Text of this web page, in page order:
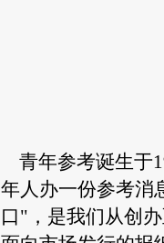
青年参考诞生于
年人办一份参考消
口"，是我们从创